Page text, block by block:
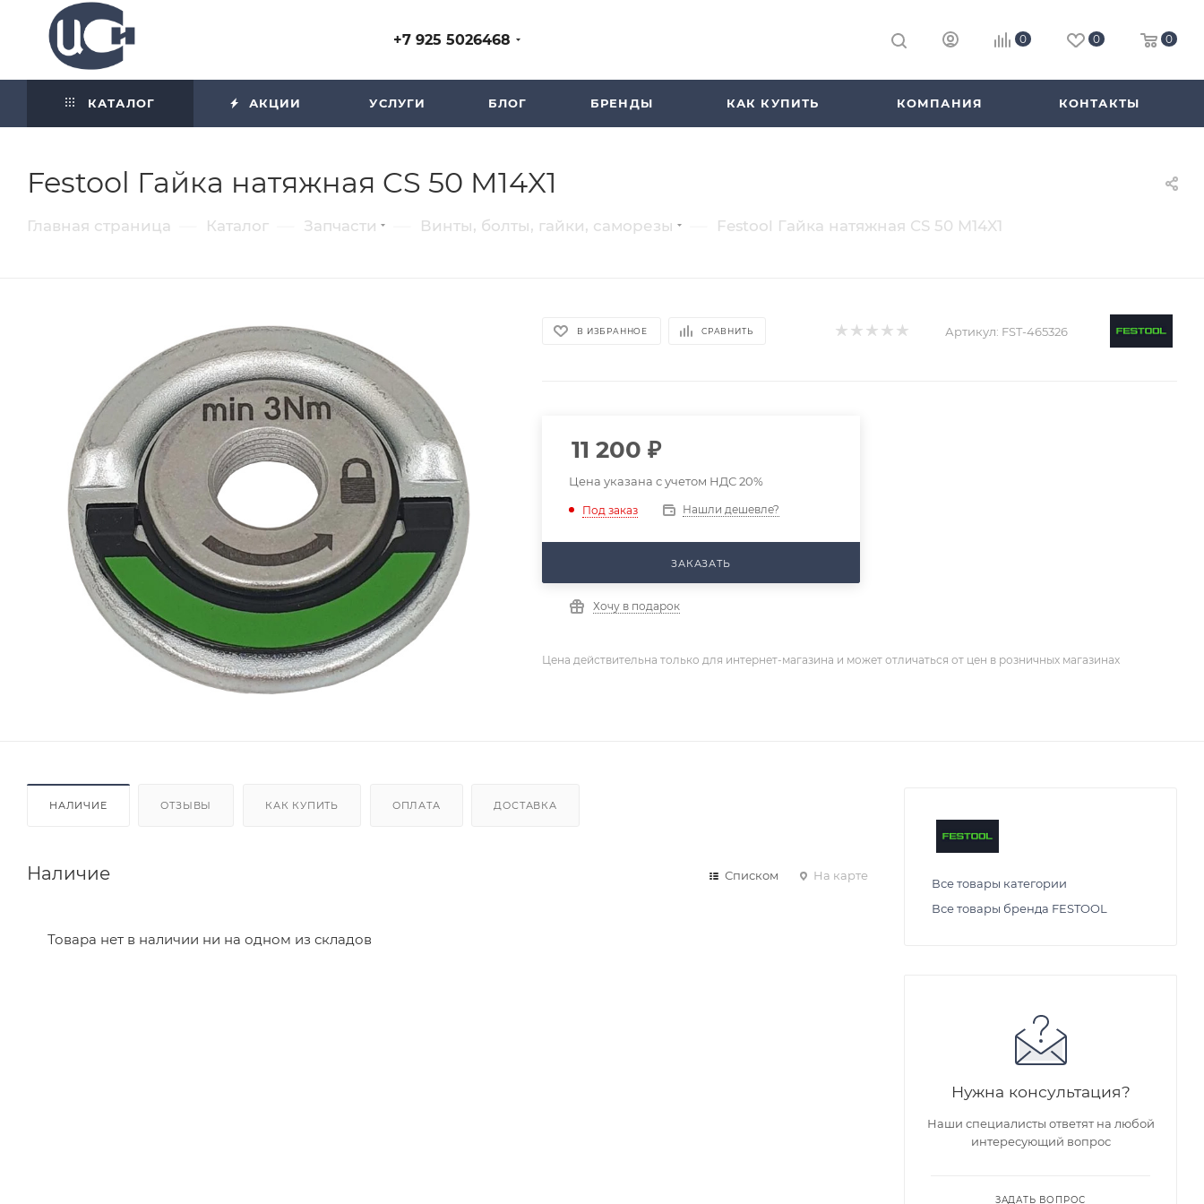
+7 925 5026468 0 0 0
КАТАЛОГ АКЦИИ УСЛУГИ БЛОГ БРЕНДЫ КАК КУПИТЬ КОМПАНИЯ КОНТАКТЫ
Festool Гайка натяжная CS 50 M14X1
Главная страница Каталог Запчасти Винты, болты, гайки, саморезы Festool Гайка натяжная CS 50 M14X1
В ИЗБРАННОЕ СРАВНИТЬ Артикул: FST-465326
11 200 ₽
Цена указана с учетом НДС 20%
Под заказ Нашли дешевле?
ЗАКАЗАТЬ
Хочу в подарок
Цена действительна только для интернет-магазина и может отличаться от цен в розничных магазинах
НАЛИЧИЕ ОТЗЫВЫ КАК КУПИТЬ ОПЛАТА ДОСТАВКА
Наличие Списком На карте
Товара нет в наличии ни на одном из складов
Все товары категории
Все товары бренда FESTOOL
Нужна консультация?
Наши специалисты ответят на любой
интересующий вопрос
ЗАДАТЬ ВОПРОС